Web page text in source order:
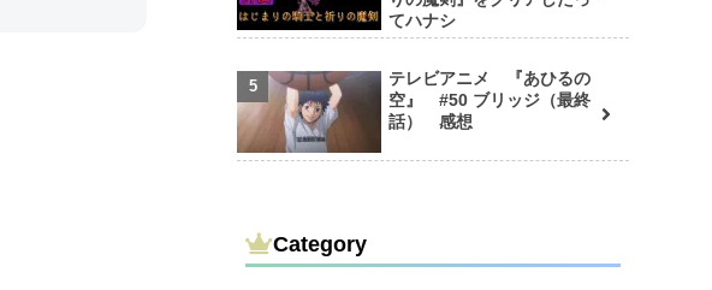
てハナシ
テレビアニメ 『あひるの
空』 #50 ブリッジ（最終
話） 感想
Category